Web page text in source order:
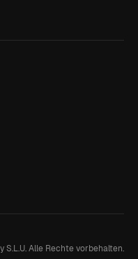
S.L.U. Alle Rechte vorbehalten.